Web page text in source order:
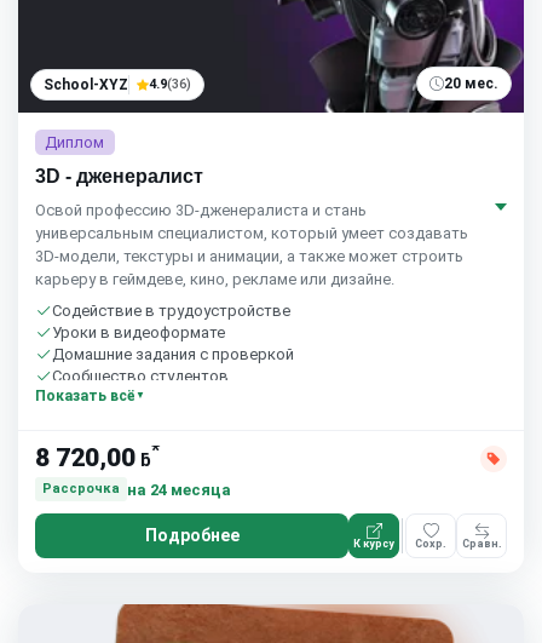
School-XYZ 4.9(36) 20 мес.
Диплом
3D - дженералист
Освой профессию 3D-дженералиста и стань
универсальным специалистом, который умеет создавать
3D-модели, текстуры и анимации, а также может строить
карьеру в геймдеве, кино, рекламе или дизайне.
Содействие в трудоустройстве
Уроки в видеоформате
Домашние задания с проверкой
Сообщество студентов
Показать всё
8 720,00 ƃ*
Рассрочка на 24 месяца
Подробнее К курсу Сохр. Сравн.